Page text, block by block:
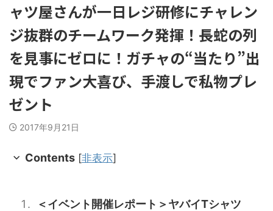
ャツ屋さんが一日レジ研修にチャレン
ジ抜群のチームワーク発揮！長蛇の列
を見事にゼロに！ガチャの“当たり”出
現でファン大喜び、手渡しで私物プレ
ゼント
2017年9月21日
Contents [非表示]
＜イベント開催レポート＞ヤバイTシャツ